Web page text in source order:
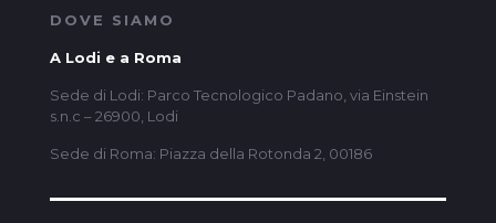
DOVE SIAMO
A Lodi e a Roma
Sede di Lodi: Parco Tecnologico Padano, via Einstein
s.n.c – 26900, Lodi
Sede di Roma: Piazza della Rotonda 2, 00186